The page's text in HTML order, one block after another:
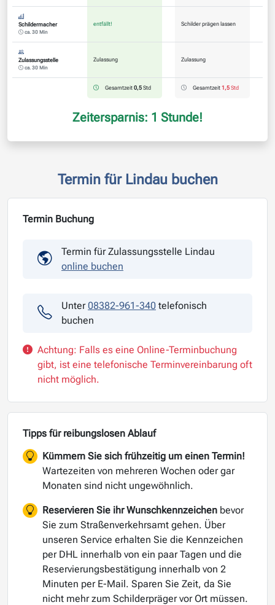
Schildermacher
ca. 30 Min
entfällt! Schilder prägen lassen
Zulassungsstelle
ca. 30 Min
Zulassung Zulassung
Gesamtzeit 0,5 Std Gesamtzeit 1,5 Std
Zeitersparnis: 1 Stunde!
Termin für Lindau buchen
Termin Buchung
Termin für Zulassungsstelle Lindau
online buchen
Unter08382-961-340 telefonisch
buchen
Achtung: Falls es eine Online-Terminbuchung
gibt, ist eine telefonische Terminvereinbarung oft
nicht möglich.
Tipps für reibungslosen Ablauf
Kümmern Sie sich frühzeitig um einen Termin!
Wartezeiten von mehreren Wochen oder gar
Monaten sind nicht ungewöhnlich.
Reservieren Sie ihr Wunschkennzeichen bevor
Sie zum Straßenverkehrsamt gehen. Über
unseren Service erhalten Sie die Kennzeichen
per DHL innerhalb von ein paar Tagen und die
Reservierungsbestätigung innerhalb von 2
Minuten per E-Mail. Sparen Sie Zeit, da Sie
nicht mehr zum Schilderpräger vor Ort müssen.